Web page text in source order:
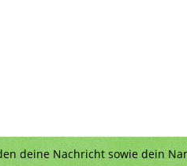
deine Nachricht sowie dein